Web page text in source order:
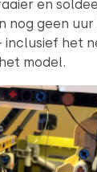
en
nog geen
inclusief het
model.